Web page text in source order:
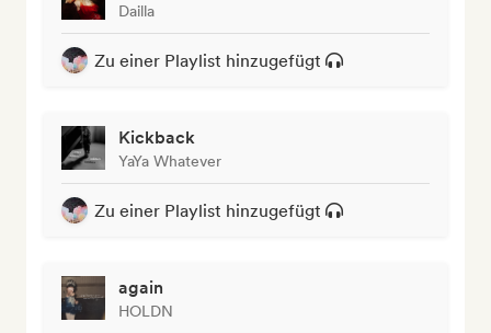
Dailla
Zu einer Playlist hinzugefügt
Kickback
YaYa Whatever
Zu einer Playlist hinzugefügt
again
HOLDN